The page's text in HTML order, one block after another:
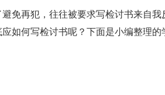
免再犯，往往被要求写检讨书来自我
如何写检讨书呢？下面是小编整理的